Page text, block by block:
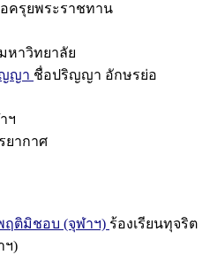
อครุยพระราชทาน
หาวิทยาลัย
ญา ชื่อปริญญา อักษรย่อ
ฯ
ยากาศ
ฤติมิชอบ (จุฬาฯ) ร้องเรียนทุจริต
ฯ)